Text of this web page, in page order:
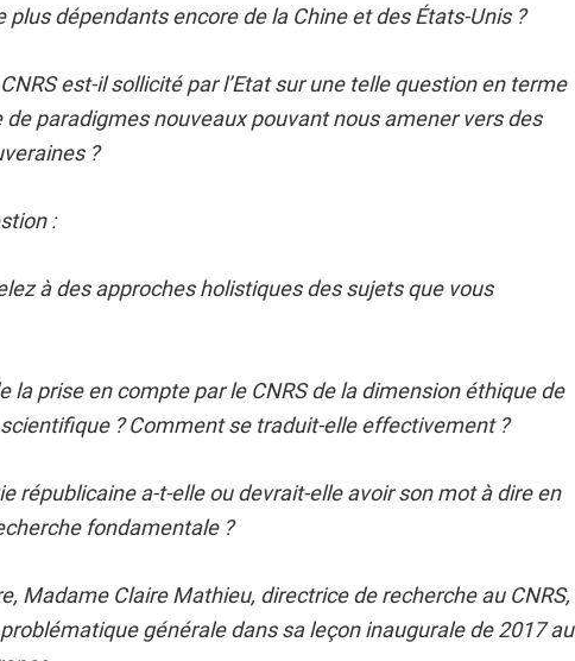
plus dépendants encore de la Chine et des États-Unis ?
est-il sollicité par l’Etat sur une telle question en terme
de paradigmes nouveaux pouvant nous amener vers des
?
:
à des approches holistiques des sujets que vous
la prise en compte par le CNRS de la dimension éthique de
? Comment se traduit-elle effectivement ?
républicaine a-t-elle ou devrait-elle avoir son mot à dire en
fondamentale ?
Madame Claire Mathieu, directrice de recherche au CNRS,
générale dans sa leçon inaugurale de 2017 au